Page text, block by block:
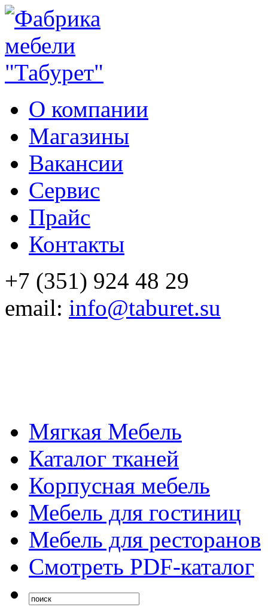
О компании
Магазины
Вакансии
Сервис
Прайс
Контакты
+7 (351) 924 48 29
email: info@taburet.su
Мягкая Мебель
Каталог тканей
Корпусная мебель
Мебель для гостиниц
Мебель для ресторанов
Смотреть PDF-каталог